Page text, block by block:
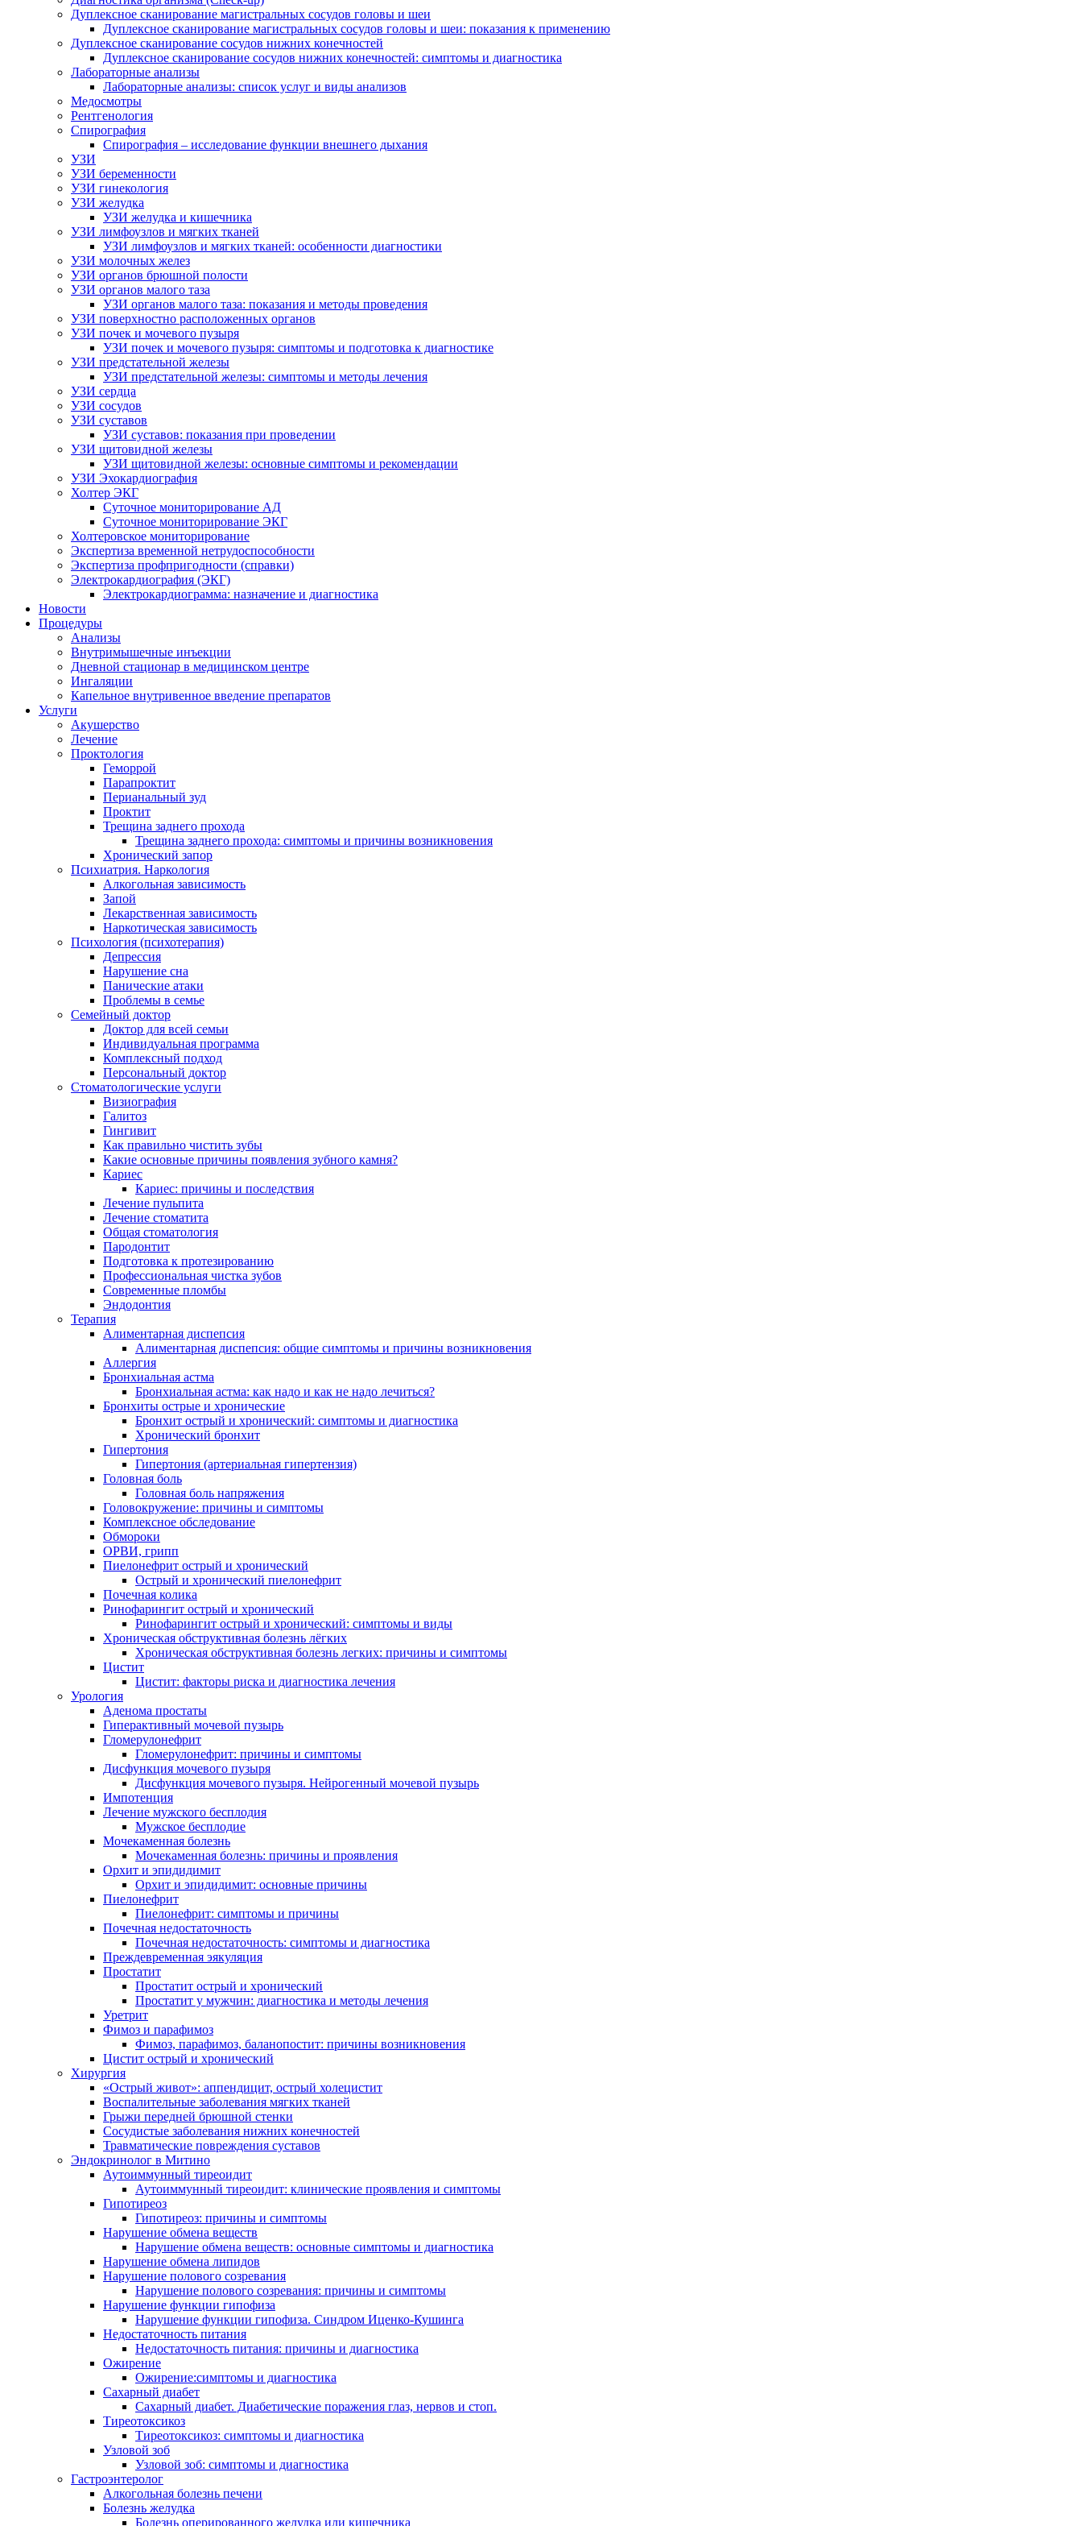
Дуплексное сканирование магистральных сосудов головы и шеи
Дуплексное сканирование магистральных сосудов головы и шеи: показания к применению
Дуплексное сканирование сосудов нижних конечностей
Дуплексное сканирование сосудов нижних конечностей: симптомы и диагностика
Лабораторные анализы
Лабораторные анализы: список услуг и виды анализов
Медосмотры
Рентгенология
Спирография
Спирография – исследование функции внешнего дыхания
УЗИ
УЗИ беременности
УЗИ гинекология
УЗИ желудка
УЗИ желудка и кишечника
УЗИ лимфоузлов и мягких тканей
УЗИ лимфоузлов и мягких тканей: особенности диагностики
УЗИ молочных желез
УЗИ органов брюшной полости
УЗИ органов малого таза
УЗИ органов малого таза: показания и методы проведения
УЗИ поверхностно расположенных органов
УЗИ почек и мочевого пузыря
УЗИ почек и мочевого пузыря: симптомы и подготовка к диагностике
УЗИ предстательной железы
УЗИ предстательной железы: симптомы и методы лечения
УЗИ сердца
УЗИ сосудов
УЗИ суставов
УЗИ суставов: показания при проведении
УЗИ щитовидной железы
УЗИ щитовидной железы: основные симптомы и рекомендации
УЗИ Эхокардиография
Холтер ЭКГ
Суточное мониторирование АД
Суточное мониторирование ЭКГ
Холтеровское мониторирование
Экспертиза временной нетрудоспособности
Экспертиза профпригодности (справки)
Электрокардиография (ЭКГ)
Электрокардиограмма: назначение и диагностика
Новости
Процедуры
Анализы
Внутримышечные инъекции
Дневной стационар в медицинском центре
Ингаляции
Капельное внутривенное введение препаратов
Услуги
Акушерство
Лечение
Проктология
Геморрой
Парапроктит
Перианальный зуд
Проктит
Трещина заднего прохода
Трещина заднего прохода: симптомы и причины возникновения
Хронический запор
Психиатрия. Наркология
Алкогольная зависимость
Запой
Лекарственная зависимость
Наркотическая зависимость
Психология (психотерапия)
Депрессия
Нарушение сна
Панические атаки
Проблемы в семье
Семейный доктор
Доктор для всей семьи
Индивидуальная программа
Комплексный подход
Персональный доктор
Стоматологические услуги
Визиография
Галитоз
Гингивит
Как правильно чистить зубы
Какие основные причины появления зубного камня?
Кариес
Кариес: причины и последствия
Лечение пульпита
Лечение стоматита
Общая стоматология
Пародонтит
Подготовка к протезированию
Профессиональная чистка зубов
Современные пломбы
Эндодонтия
Терапия
Алиментарная диспепсия
Алиментарная диспепсия: общие симптомы и причины возникновения
Аллергия
Бронхиальная астма
Бронхиальная астма: как надо и как не надо лечиться?
Бронхиты острые и хронические
Бронхит острый и хронический: симптомы и диагностика
Хронический бронхит
Гипертония
Гипертония (артериальная гипертензия)
Головная боль
Головная боль напряжения
Головокружение: причины и симптомы
Комплексное обследование
Обмороки
ОРВИ, грипп
Пиелонефрит острый и хронический
Острый и хронический пиелонефрит
Почечная колика
Ринофарингит острый и хронический
Ринофарингит острый и хронический: симптомы и виды
Хроническая обструктивная болезнь лёгких
Хроническая обструктивная болезнь легких: причины и симптомы
Цистит
Цистит: факторы риска и диагностика лечения
Урология
Аденома простаты
Гиперактивный мочевой пузырь
Гломерулонефрит
Гломерулонефрит: причины и симптомы
Дисфункция мочевого пузыря
Дисфункция мочевого пузыря. Нейрогенный мочевой пузырь
Импотенция
Лечение мужского бесплодия
Мужское бесплодие
Мочекаменная болезнь
Мочекаменная болезнь: причины и проявления
Орхит и эпидидимит
Орхит и эпидидимит: основные причины
Пиелонефрит
Пиелонефрит: симптомы и причины
Почечная недостаточность
Почечная недостаточность: симптомы и диагностика
Преждевременная эякуляция
Простатит
Простатит острый и хронический
Простатит у мужчин: диагностика и методы лечения
Уретрит
Фимоз и парафимоз
Фимоз, парафимоз, баланопостит: причины возникновения
Цистит острый и хронический
Хирургия
«Острый живот»: аппендицит, острый холецистит
Воспалительные заболевания мягких тканей
Грыжи передней брюшной стенки
Сосудистые заболевания нижних конечностей
Травматические повреждения суставов
Эндокринолог в Митино
Аутоиммунный тиреоидит
Аутоиммунный тиреоидит: клинические проявления и симптомы
Гипотиреоз
Гипотиреоз: причины и симптомы
Нарушение обмена веществ
Нарушение обмена веществ: основные симптомы и диагностика
Нарушение обмена липидов
Нарушение полового созревания
Нарушение полового созревания: причины и симптомы
Нарушение функции гипофиза
Нарушение функции гипофиза. Синдром Иценко-Кушинга
Недостаточность питания
Недостаточность питания: причины и диагностика
Ожирение
Ожирение:симптомы и диагностика
Сахарный диабет
Сахарный диабет. Диабетические поражения глаз, нервов и стоп.
Тиреотоксикоз
Тиреотоксикоз: симптомы и диагностика
Узловой зоб
Узловой зоб: симптомы и диагностика
Гастроэнтеролог
Алкогольная болезнь печени
Болезнь желудка
Болезнь оперированного желудка или кишечника